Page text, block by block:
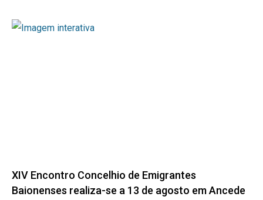
XIV Encontro Concelhio de Emigrantes
Baionenses realiza-se a 13 de agosto em Ancede